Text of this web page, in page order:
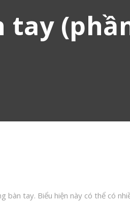
tay
bàn tay. Biểu hiện này có thể có